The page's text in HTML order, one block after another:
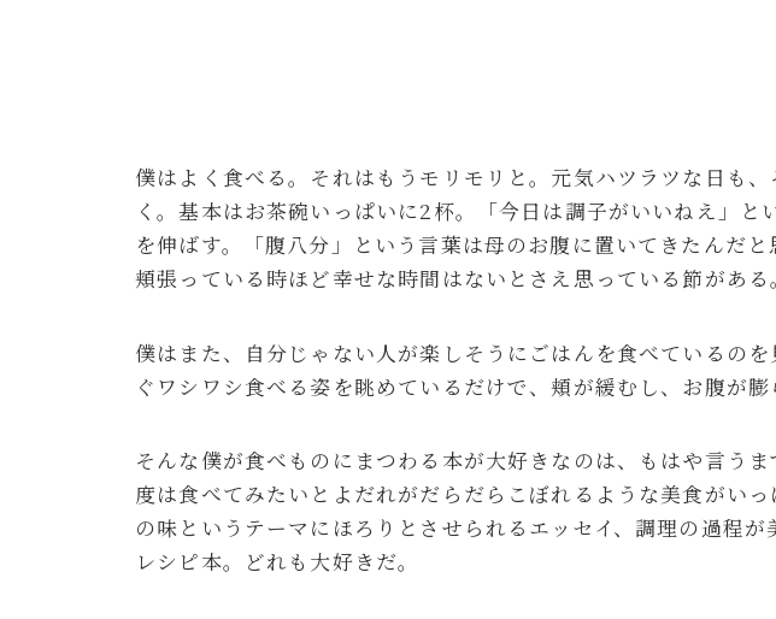
僕はよく食べる。それはもうモリモリと。元気ハツラツな日も
く。基本はお茶碗いっぱいに2杯。「今日は調子がいいねえ」と
を伸ばす。「腹八分」という言葉は母のお腹に置いてきたんだ
頬張っている時ほど幸せな時間はないとさえ思っている節がある
僕はまた、自分じゃない人が楽しそうにごはんを食べているの
ぐワシワシ食べる姿を眺めているだけで、頬が緩むし、お腹が膨
そんな僕が食べものにまつわる本が大好きなのは、もはや言う
度は食べてみたいとよだれがだらだらこぼれるような美食がい
の味というテーマにほろりとさせられるエッセイ、調理の過程
レシピ本。どれも大好きだ。